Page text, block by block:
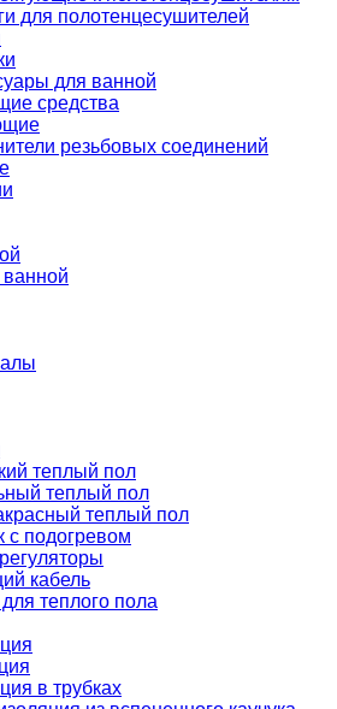
для полотенцесушителей
для ванной
средства
резьбовых соединений
теплый пол
теплый пол
теплый пол
с подогревом
кабель
теплого пола
в трубках